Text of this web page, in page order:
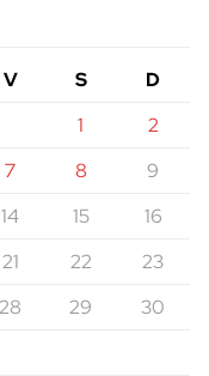
V S
D
1
2
7 8
9
14 15
16
21 22
23
28 29
30